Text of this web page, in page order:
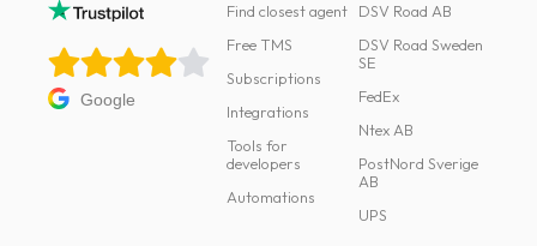
conditions
Privacy
Prohibited
Google
Find closest agent
Free TMS
Subscriptions
Integrations
Tools for
developers
Automations
DSV Road AB
DSV Road Sweden
SE
FedEx
Ntex AB
PostNord Sverige
AB
UPS